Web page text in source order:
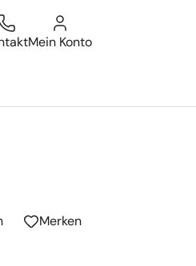
Mein Konto
Merken